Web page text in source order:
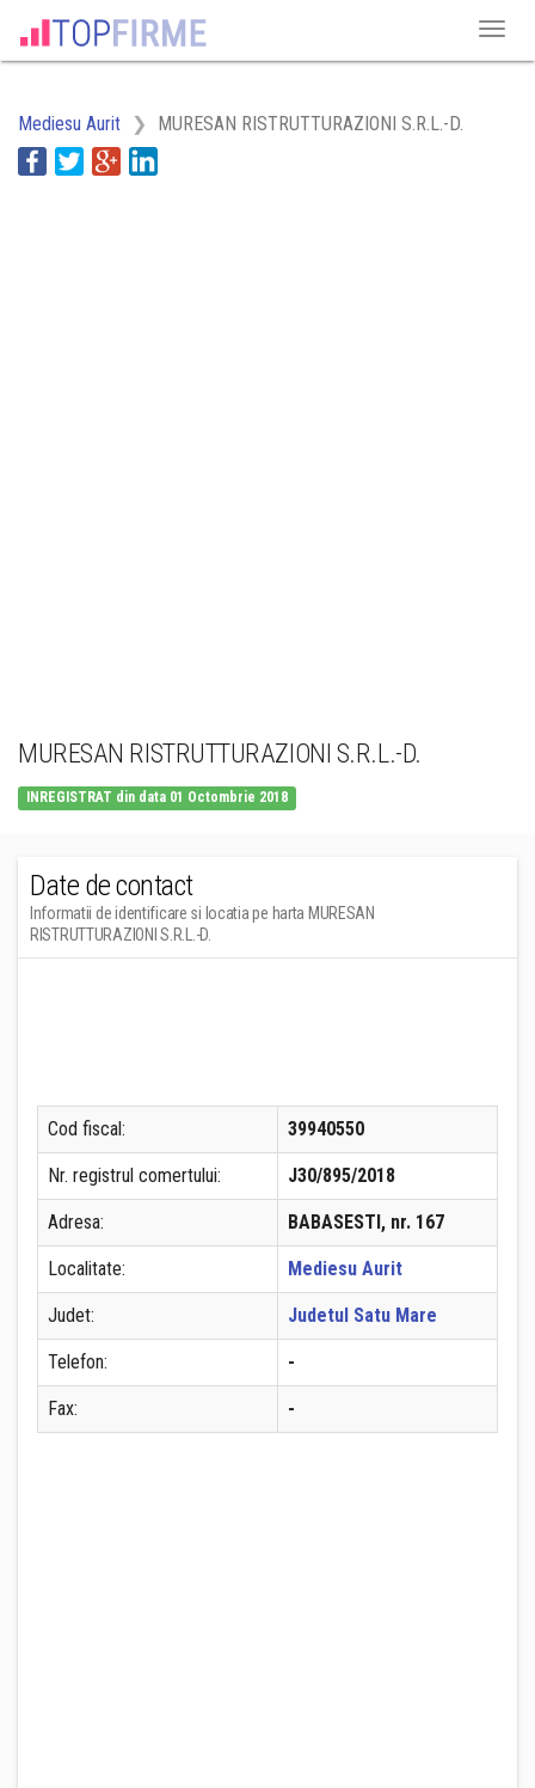
Mediesu Aurit MURESAN RISTRUTTURAZIONI S.R.L.-D.
MURESAN RISTRUTTURAZIONI S.R.L.-D.
INREGISTRAT din data 01 Octombrie 2018
Date de contact
Informatii de identificare si locatia pe harta MURESAN
RISTRUTTURAZIONI S.R.L.-D.
Cod fiscal: 39940550
Nr. registrul comertului: J30/895/2018
Adresa: BABASESTI, nr. 167
Localitate: Mediesu Aurit
Judet: Judetul Satu Mare
Telefon: -
Fax: -